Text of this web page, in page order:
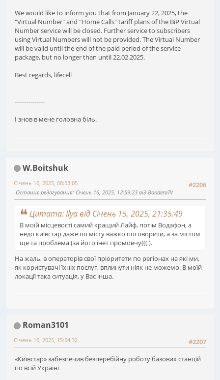
We would like to inform you that from January 22, 2025, the
"Virtual Number" and "Home Calls" tariff plans of the BiP Virtual
Number service will be closed. Further service to subscribers
using Virtual Numbers will not be provided. The Virtual Number
will be valid until the end of the paid period of the service
package, but no longer than until 22.02.2025.
Best regards, lifecell
---------------
І знов в мене головна біль.
W.Boitshuk
#2206
Січень 16, 2025, 08:53:05
Останнє редагування: Січень 16, 2025, 12:59:23 від BanderaTV
Цитата: Ilya від Січень 15, 2025, 21:35:49
В моїй місцевості самий кращий Лайф, потім Водафон, а
недо київстар даже по місту важко поговорити, а за містом
ще та проблема (за його інет промовчу((( ).
На жаль, в операторів свої пріоритети по регіонах на які ми,
як користувачі їхніх послуг, вплинути ніяк не можемо. В моїй
локації така ситуація, у Вас інша.
Roman3101
#2207
Січень 16, 2025, 15:54:32
«Київстар» забезпечив безперебійну роботу базових станцій
по всій Україні